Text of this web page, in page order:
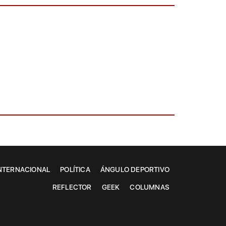
POLÍTICA ÁNGULO DEPORTIVO
REFLECTOR GEEK COLUMNAS